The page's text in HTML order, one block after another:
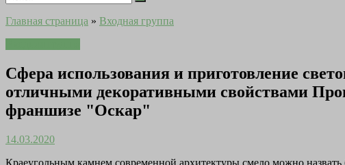
Главная страница » Входная группа
Сфера использования и приготовление
отличными декоративными свойствами
франшизе "Оскар"
14.03.2020
Краеугольным камнем современной архитектуры смело можно назвать